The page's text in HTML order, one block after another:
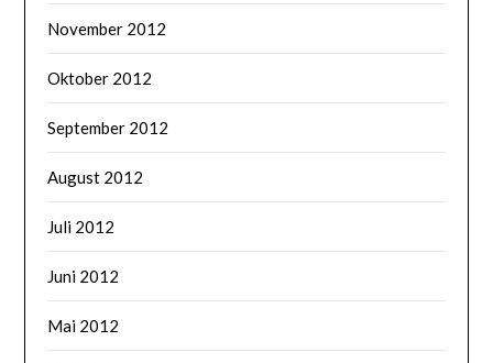
November 2012
Oktober 2012
September 2012
August 2012
Juli 2012
Juni 2012
Mai 2012